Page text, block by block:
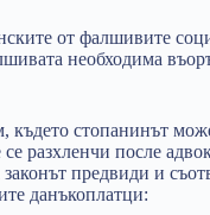
от фалшивите
необходима
където стопанинът
разхленчи после
предвиди и
данъкоплатци: